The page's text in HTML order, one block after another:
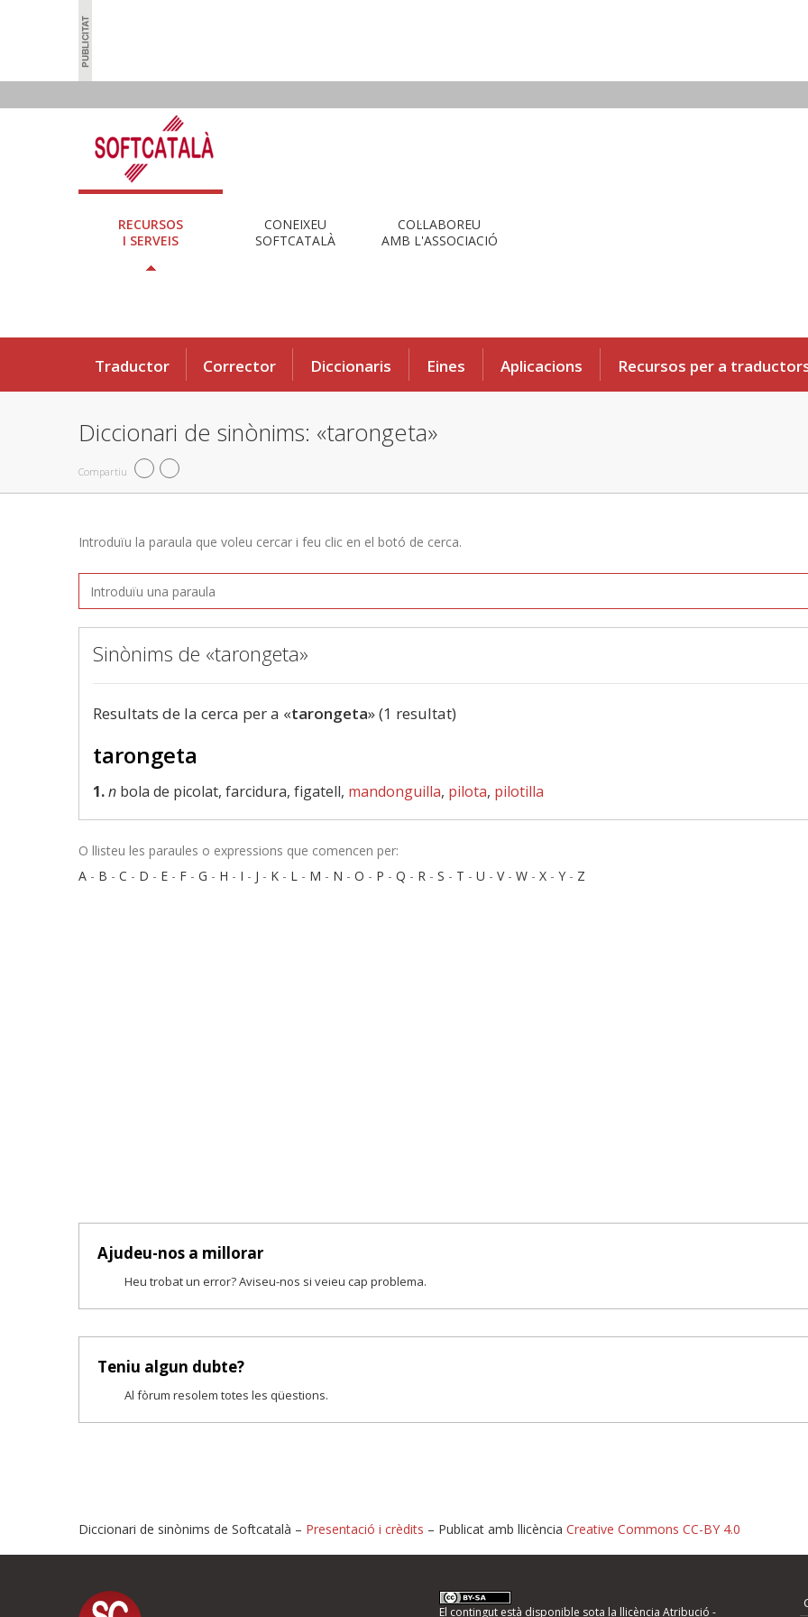
RECURSOS
I SERVEIS
CONEIXEU
SOFTCATALÀ
COL·LABOREU
AMB L'ASSOCIACIÓ
Traductor Corrector Diccionaris Eines Aplicacions Recursos per a
Diccionari de sinònims: «tarongeta»
Compartiu
Introduïu la paraula que voleu cercar i feu clic en el botó de cerca.
Sinònims de «tarongeta»
Resultats de la cerca per a «tarongeta» (1 resultat)
tarongeta
1.n bola de picolat, farcidura, figatell, mandonguilla, pilota, pilotilla
O llisteu les paraules o expressions que comencen per:
A - B - C - D - E - F - G - H - I - J - K - L - M - N - O - P - Q - R - S - T - U - V- W - X - Y - Z
Ajudeu-nos a millorar
Heu trobat un error? Aviseu-nos si veieu cap problema.
Teniu algun dubte?
Al fòrum resolem totes les qüestions.
Proposeu-nos millores o informeu d'errors
Diccionari de sinònims de Softcatalà – Presentació i crèdits – Publicat amb llicència Creative Commons CC-BY 4.0
El contingut està disponible sota la llicència Atribució -